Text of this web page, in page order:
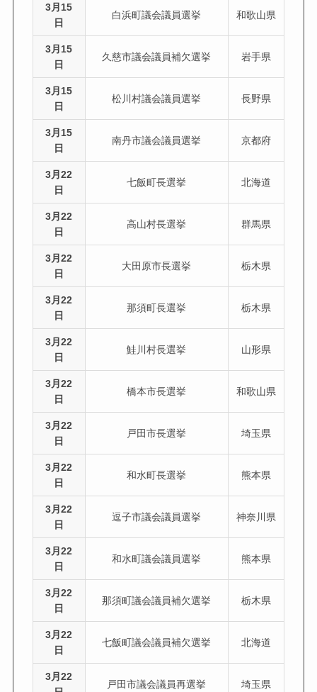
3月15
日
白浜町議会議員選挙 和歌山県
3月15
日
久慈市議会議員補欠選挙 岩手県
3月15
日
松川村議会議員選挙 長野県
3月15
日
南丹市議会議員選挙 京都府
3月22
日
七飯町長選挙 北海道
3月22
日
高山村長選挙 群馬県
3月22
日
大田原市長選挙 栃木県
3月22
日
那須町長選挙 栃木県
3月22
日
鮭川村長選挙 山形県
3月22
日
橋本市長選挙 和歌山県
3月22
日
戸田市長選挙 埼玉県
3月22
日
和水町長選挙 熊本県
3月22
日
逗子市議会議員選挙 神奈川県
3月22
日
和水町議会議員選挙 熊本県
3月22
日
那須町議会議員補欠選挙 栃木県
3月22
日
七飯町議会議員補欠選挙 北海道
3月22
戸田市議会議員再選挙 埼玉県